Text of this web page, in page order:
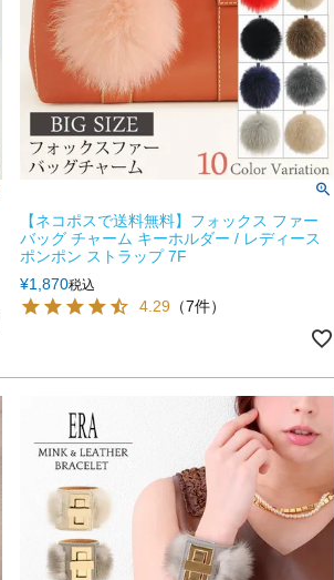
【ネコポスで送料無料】フォックス ファー
バッグ チャーム キーホルダー / レディース
ポンポン ストラップ 7F
¥1,870税込
4.29 （7件）